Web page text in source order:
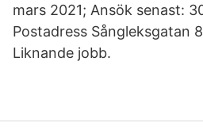
mars 2021; Ansök senast:
Postadress Sångleksgatan
Liknande jobb.